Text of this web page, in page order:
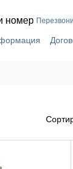
номер